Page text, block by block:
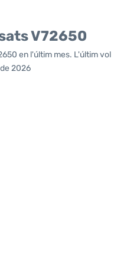
V72650
en l'últim mes. L'últim vol
2026